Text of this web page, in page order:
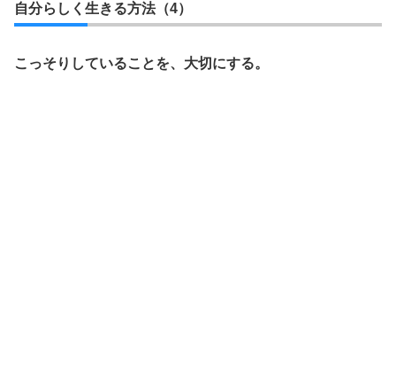
自分らしく生きる方法（4）
こっそりしていることを、大切にする。